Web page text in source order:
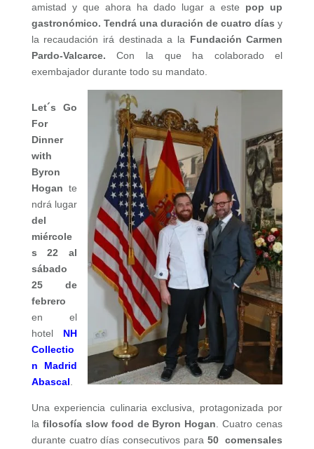
amistad y que ahora ha dado lugar a este pop up
gastronómico. Tendrá una duración de cuatro días y
la recaudación irá destinada a la Fundación Carmen
Pardo-Valcarce.Con la que ha colaborado el
exembajador durante todo su mandato.
Let´s Go
For
Dinner
with
Byron
Hogan te
ndrá lugar
del
miércole
s 22 al
sábado
25 de
febrero
en el
hotel NH
Collectio
n Madrid
Abascal
Una experiencia culinaria exclusiva, protagonizada por
la filosofía slow food de Byron Hogan . Cuatro cenas
durante cuatro días consecutivos para 50 comensales